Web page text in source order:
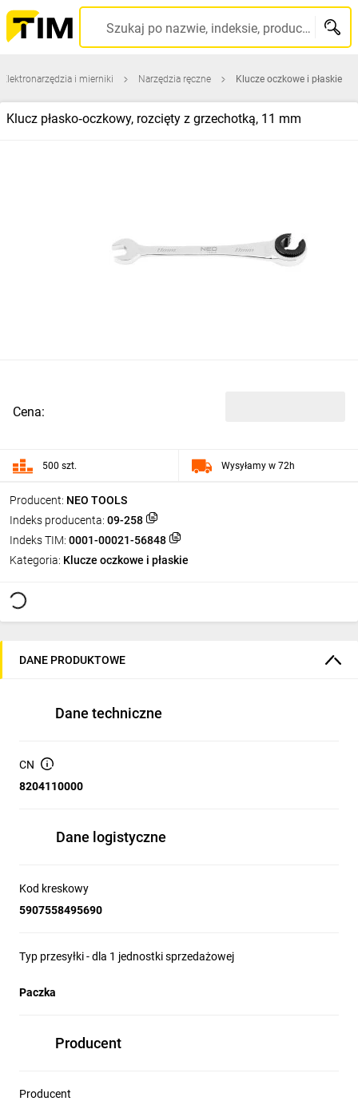
Szukaj po nazwie, indeksie, producencie, kodzie kreskowym...
Elektronarzędzia i mierniki Narzędzia ręczne Klucze oczkowe i płaskie
Klucz płasko‑oczkowy, rozcięty z grzechotką, 11 mm
Producent: NEO TOOLS
Indeks producenta: 09-258
Indeks TIM: 0001-00021-56848
Kategoria: Klucze oczkowe i płaskie
Cena:
500 szt. Wysyłamy w 72h
DANE PRODUKTOWE
Dane techniczne
CN
8204110000
Dane logistyczne
Kod kreskowy
5907558495690
Typ przesyłki - dla 1 jednostki sprzedażowej
Paczka
Producent
Producent